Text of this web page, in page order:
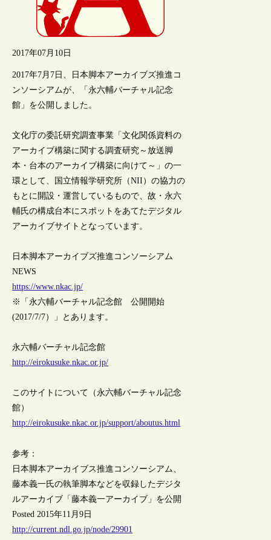
2017年07月10日
2017年7月7日、日本脚本アーカイブズ推進コ
ンソーシアムが、「永六輔バーチャル記念
館」を公開しました。
文化庁の委託研究調査事業「文化関係資料の
アーカイブ構築に関する調査研究～放送脚
本・台本のアーカイブ構築に向けて～」の一
環として、国立情報学研究所（NII）の協力の
もとに開設・運営しているもので、故・永六
輔氏の構成台本にスポットをあてたデジタル
アーカイブサイトとなっています。
日本脚本アーカイブズ推進コンソーシアム
NEWS
https://www.nkac.jp/
※「永六輔バーチャル記念館 公開開始
(2017/7/7）」とあります。
永六輔バーチャル記念館
http://eirokusuke.nkac.or.jp/
このサイトについて（永六輔バーチャル記念
館）
http://eirokusuke.nkac.or.jp/support/aboutus.html
参考：
日本脚本アーカイブス推進コンソーシアム、
藤本義一氏の執筆脚本などを収録したデジタ
ルアーカイブ「藤本義一アーカイブ」を公開
Posted 2015年11月9日
http://current.ndl.go.jp/node/29901